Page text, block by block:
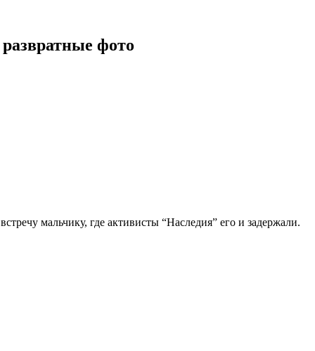
фото
мальчику, где активисты “Наследия” его и задержали.